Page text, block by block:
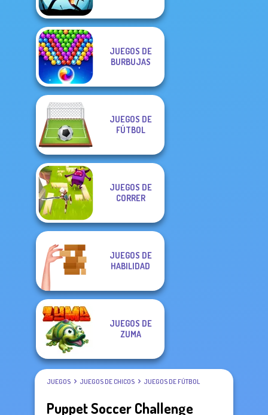
JUEGOS DE
BURBUJAS
JUEGOS DE
FÚTBOL
JUEGOS DE
CORRER
JUEGOS DE
HABILIDAD
JUEGOS DE
ZUMA
JUEGOS JUEGOS DE CHICOS JUEGOS DE FÚTBOL
Puppet Soccer Challenge